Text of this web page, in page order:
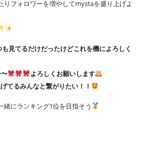
りフォロワーを増やしてmystaを盛り上げよ
も見てるだけだったけどこれを機によろしく
よろしくお願いします
てるみんなと繋がりたい！！
緒にランキング1位を目指そう